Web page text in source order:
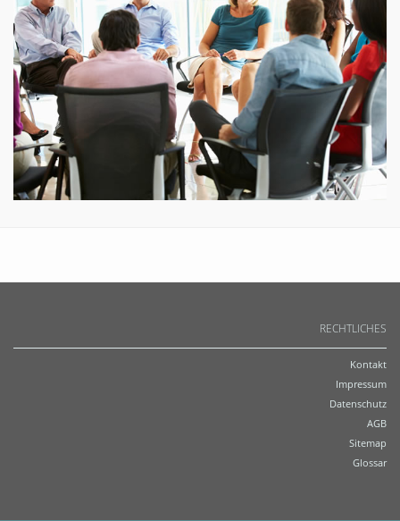
RECHTLICHES
Kontakt
Impressum
Datenschutz
AGB
Sitemap
Glossar